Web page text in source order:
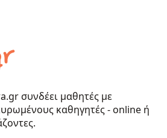
συνδέει μαθητές με
καθηγητές - online ή